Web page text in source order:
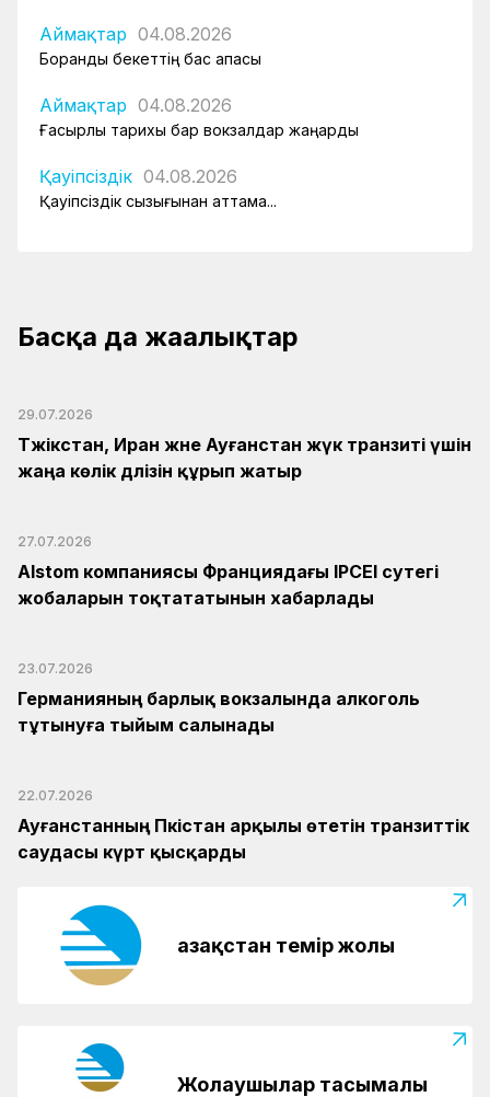
Аймақтар 04.08.2026
Боранды бекеттің бас қақпасы
Аймақтар 04.08.2026
Ғасырлық тарихы бар вокзалдар жаңарды
Қауіпсіздік 04.08.2026
Қауіпсіздік сызығынан аттама...
Басқа да жаңалықтар
29.07.2026
Тәжікстан, Иран және Ауғанстан жүк транзиті үшін
жаңа көлік дәлізін құрып жатыр
27.07.2026
Alstom компаниясы Франциядағы IPCEI сутегі
жобаларын тоқтататынын хабарлады
23.07.2026
Германияның барлық вокзалында алкоголь
тұтынуға тыйым салынады
22.07.2026
Ауғанстанның Пәкістан арқылы өтетін транзиттік
саудасы күрт қысқарды
Қазақстан темір жолы
Жолаушылар тасымалы